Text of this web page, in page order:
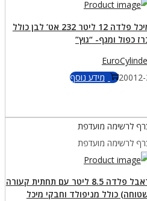
מיכל פלדה 12 ליטר 232 אט’ לבן כולל
כפול ומגף- “גוץ”
מידע נוסף
לרשימה מועדפת
לרשימה מועדפת
דאבל פלדה 8.5 ליטר עם תחתית קעורה
כולל מניפולד וחבקי מיכל